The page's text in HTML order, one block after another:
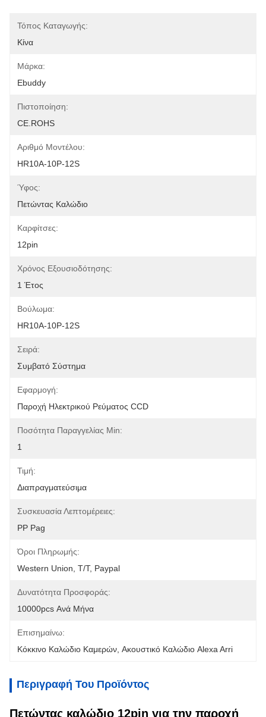
Τόπος Καταγωγής:
Κίνα
Μάρκα:
Ebuddy
Πιστοποίηση:
CE.ROHS
Αριθμό Μοντέλου:
HR10A-10P-12S
Ύφος:
Πετώντας Καλώδιο
Καρφίτσες:
12pin
Χρόνος Εξουσιοδότησης:
1 Έτος
Βούλωμα:
HR10A-10P-12S
Σειρά:
Συμβατό Σύστημα
Εφαρμογή:
Παροχή Ηλεκτρικού Ρεύματος CCD
Ποσότητα Παραγγελίας Min:
1
Τιμή:
Διαπραγματεύσιμα
Συσκευασία Λεπτομέρειες:
PP Pag
Όροι Πληρωμής:
Western Union, T/T, Paypal
Δυνατότητα Προσφοράς:
10000pcs Ανά Μήνα
Επισημαίνω:
Κόκκινο Καλώδιο Καμερών Ακουστικό Καλώδιο Alexa Arri
Περιγραφή Του Προϊόντος
Πετώντας καλώδιο 12pin για την παροχή